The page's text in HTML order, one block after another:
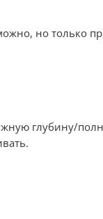
но только
глубину/